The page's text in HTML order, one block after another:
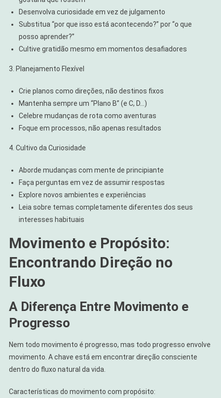
Desenvolva curiosidade em vez de julgamento
Substitua “por que isso está acontecendo?” por “o que
posso aprender?”
Cultive gratidão mesmo em momentos desafiadores
3. Planejamento Flexível
Crie planos como direções, não destinos fixos
Mantenha sempre um “Plano B” (e C, D…)
Celebre mudanças de rota como aventuras
Foque em processos, não apenas resultados
4. Cultivo da Curiosidade
Aborde mudanças com mente de principiante
Faça perguntas em vez de assumir respostas
Explore novos ambientes e experiências
Leia sobre temas completamente diferentes dos seus
interesses habituais
Movimento e Propósito:
Encontrando Direção no
Fluxo
A Diferença Entre Movimento e
Progresso
Nem todo movimento é progresso, mas todo progresso envolve
movimento. A chave está em encontrar direção consciente
dentro do fluxo natural da vida.
Características do movimento com propósito: